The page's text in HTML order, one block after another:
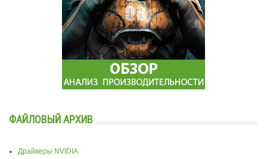
ФАЙЛОВЫЙ АРХИВ
Драйверы NVIDIA